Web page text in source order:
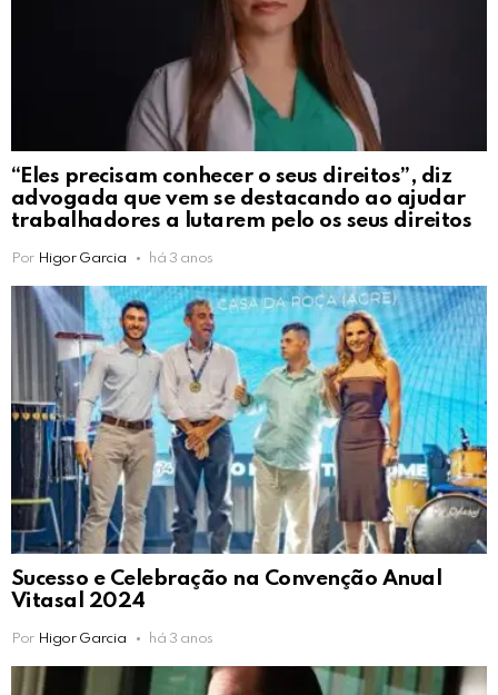
“Eles precisam conhecer o seus direitos”, diz
advogada que vem se destacando ao ajudar
trabalhadores a lutarem pelo os seus direitos
Por Higor Garcia há 3 anos
Sucesso e Celebração na Convenção Anual
Vitasal 2024
Por Higor Garcia há 3 anos